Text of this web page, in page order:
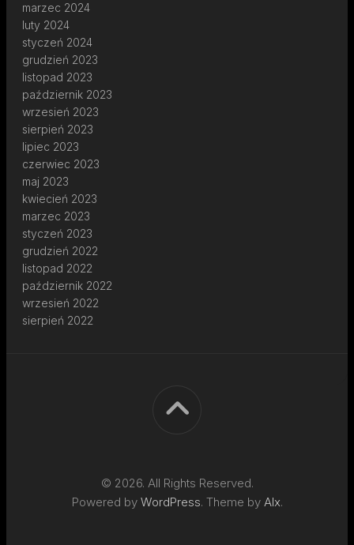
marzec 2024
luty 2024
styczeń 2024
grudzień 2023
listopad 2023
październik 2023
wrzesień 2023
sierpień 2023
lipiec 2023
czerwiec 2023
maj 2023
kwiecień 2023
marzec 2023
styczeń 2023
grudzień 2022
listopad 2022
październik 2022
wrzesień 2022
sierpień 2022
© 2026. All Rights Reserved.
Powered by WordPress. Theme by Alx.